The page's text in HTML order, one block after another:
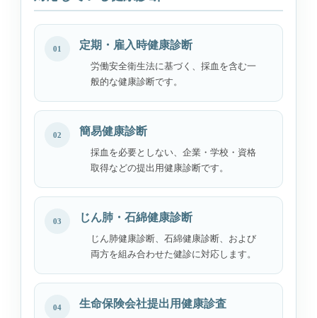
01 定期・雇入時健康診断
労働安全衛生法に基づく、採血を含む一
般的な健康診断です。
02 簡易健康診断
採血を必要としない、企業・学校・資格
取得などの提出用健康診断です。
03 じん肺・石綿健康診断
じん肺健康診断、石綿健康診断、および
両方を組み合わせた健診に対応します。
04 生命保険会社提出用健康診査